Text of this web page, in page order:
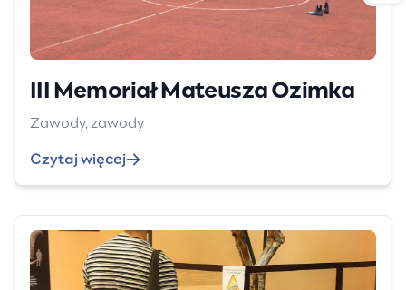
III Memoriał Mateusza Ozimka
Zawody, zawody
Czytaj więcej